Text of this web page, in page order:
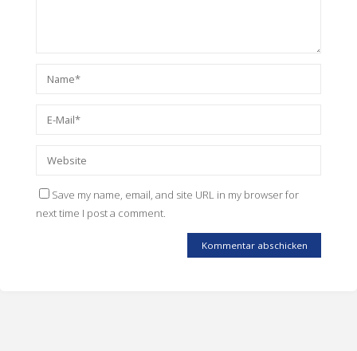
Save my name, email, and site URL in my browser for
next time I post a comment.